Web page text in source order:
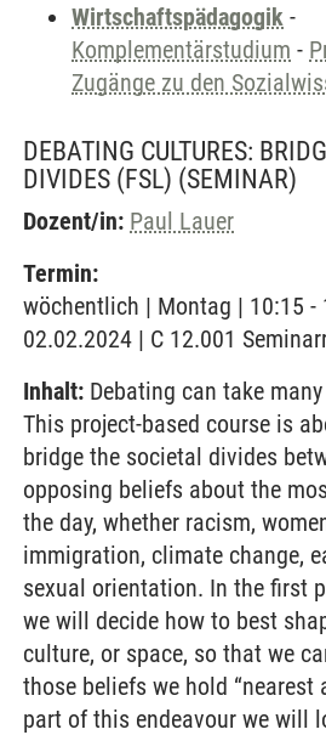
Wirtschaftspädagogik -
Komplementärstudium -
Zugänge zu den
DEBATING CULTURES:
DIVIDES (FSL) (SEMINAR)
Dozent/in: Paul Lauer
Termin:
wöchentlich | Montag | 10:15 -
02.02.2024 | C 12.001
Inhalt: Debating can take
This project-based course is
bridge the societal divides
opposing beliefs about the
the day, whether racism,
immigration, climate change,
sexual orientation. In the first
we will decide how to best
culture, or space, so that we
those beliefs we hold “nearest
part of this endeavour we will